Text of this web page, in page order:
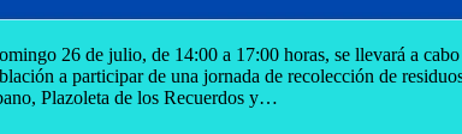
26 de julio, de 14:00 a 17:00 horas, se llevará a
a participar de una jornada de recolección de
Plazoleta de los Recuerdos y…